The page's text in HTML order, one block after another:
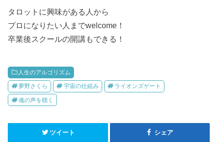
タロットに興味がある人から
プロになりたい人までwelcome！
卒業後スクールの開講もできる！
人生のアルゴリズム
夢野さくら 宇宙の仕組み ライオンズゲート
魂の声を聴く
ツイート シェア